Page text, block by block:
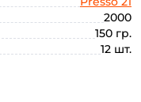
2000
150 гр.
12 шт.